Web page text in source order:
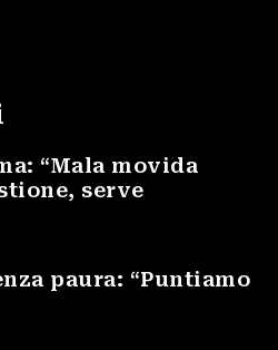
“Mala movida
serve
paura: “Puntiamo